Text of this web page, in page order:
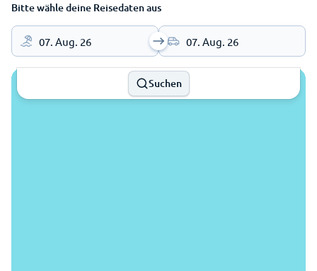
Bitte wähle deine Reisedaten aus
07. Aug. 26 07. Aug. 26
Suchen